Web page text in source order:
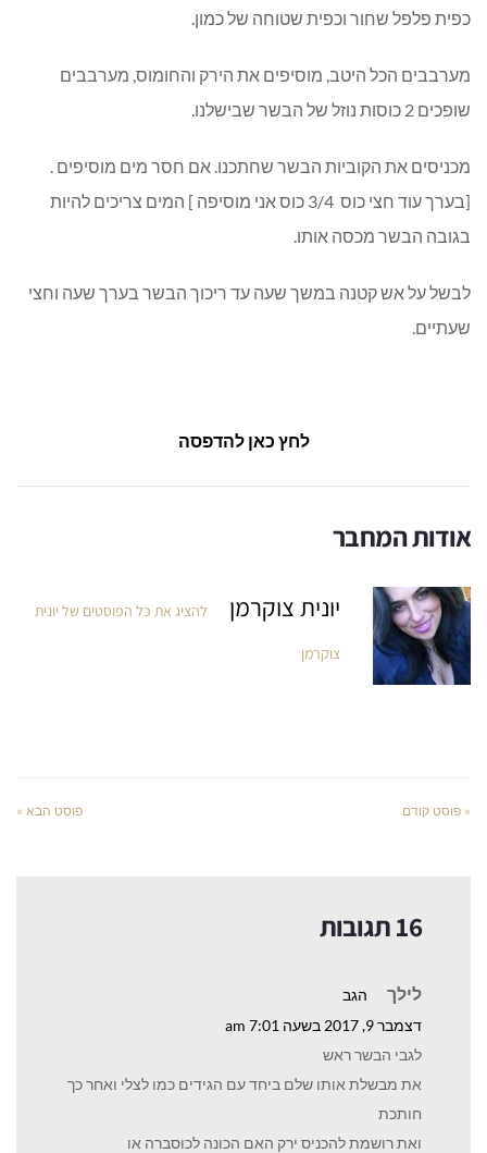
כפית פלפל שחור וכפית שטוחה של כמון.
מערבבים הכל היטב, מוסיפים את הירק והחומוס, מערבבים
שופכים 2 כוסות נוזל של הבשר שבישלנו.
מכניסים את הקוביות הבשר שחתכנו. אם חסר מים מוסיפים .
[בערך עוד חצי כוס 3/4 כוס אני מוסיפה ] המים צריכים להיות
בגובה הבשר מכסה אותו.
לבשל על אש קטנה במשך שעה עד ריכוך הבשר בערך שעה וחצי
שעתיים.
לחץ כאן להדפסה
אודות המחבר
יונית צוקרמן להציג את כל הפוסטים של יונית
צוקרמן
« פוסט קודם פוסט הבא »
16 תגובות
לילך
הגב
דצמבר 9, 2017 בשעה 7:01 am
לגבי הבשר ראש
את מבשלת אותו שלם ביחד עם הגידים כמו לצלי ואחר כך
חותכת
ואת רושמת להכניס ירק האם הכונה לכוסברה או